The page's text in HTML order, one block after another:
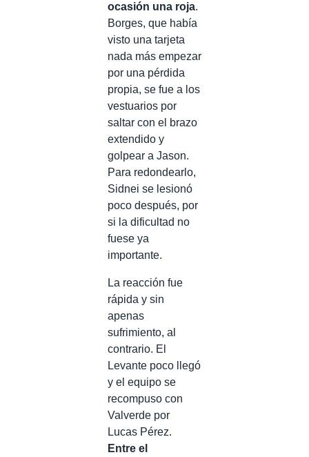
ocasión una roja.
Borges, que había
visto una tarjeta
nada más empezar
por una pérdida
propia, se fue a los
vestuarios por
saltar con el brazo
extendido y
golpear a Jason.
Para redondearlo,
Sidnei se lesionó
poco después, por
si la dificultad no
fuese ya
importante.
La reacción fue
rápida y sin
apenas
sufrimiento, al
contrario. El
Levante poco llegó
y el equipo se
recompuso con
Valverde por
Lucas Pérez.
Entre el